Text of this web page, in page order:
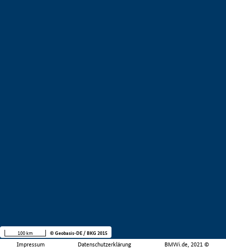
Impressum Datenschutzerklärung BMWi.de, 2021 ©
100 km © Geobasis-DE / BKG 2015